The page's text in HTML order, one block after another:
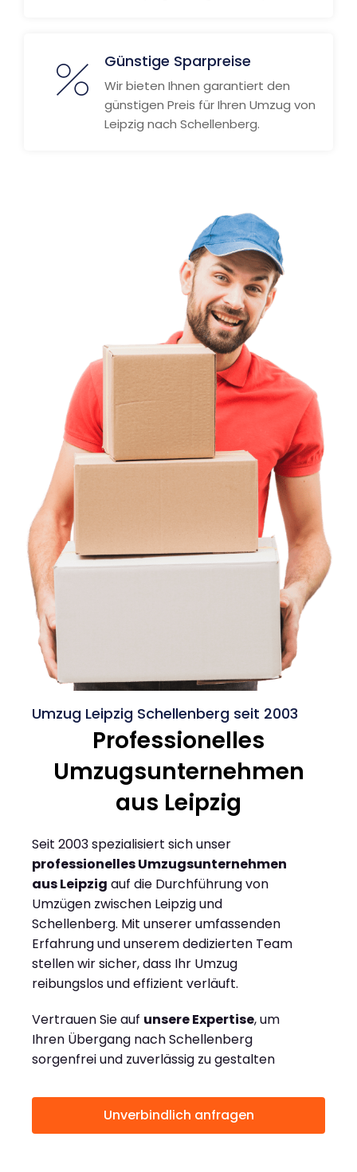
Günstige Sparpreise
Wir bieten Ihnen garantiert den
günstigen Preis für Ihren Umzug von
Leipzig nach Schellenberg.
Umzug Leipzig Schellenberg seit 2003
Professionelles
Umzugsunternehmen
aus Leipzig
Seit 2003 spezialisiert sich unser
professionelles Umzugsunternehmen
aus Leipzig auf die Durchführung von
Umzügen zwischen Leipzig und
Schellenberg. Mit unserer umfassenden
Erfahrung und unserem dedizierten Team
stellen wir sicher, dass Ihr Umzug
reibungslos und effizient verläuft.
Vertrauen Sie auf unsere Expertise, um
Ihren Übergang nach Schellenberg
sorgenfrei und zuverlässig zu gestalten
Unverbindlich anfragen